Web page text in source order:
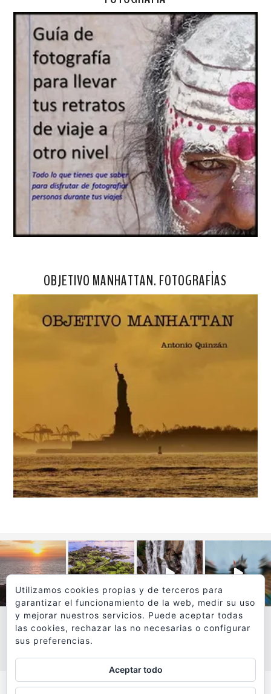
OBJETIVO MANHATTAN. FOTOGRAFÍAS
VER MÁS
Utilizamos cookies propias y de terceros para
garantizar el funcionamiento de la web, medir su uso
y mejorar nuestros servicios. Puede aceptar todas
las cookies, rechazar las no necesarias o configurar
sus preferencias.
Aceptar todo